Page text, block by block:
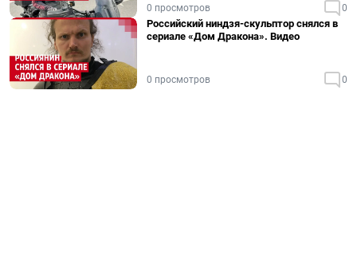
0 просмотров 0
Российский ниндзя-скульптор снялся в
сериале «Дом Дракона». Видео
0 просмотров 0